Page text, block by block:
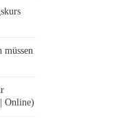
müssen
Online)